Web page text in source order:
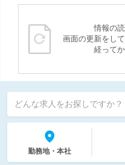
情報の
画面の更新をし
経って
どんな求人をお探しですか？
勤務地・本社